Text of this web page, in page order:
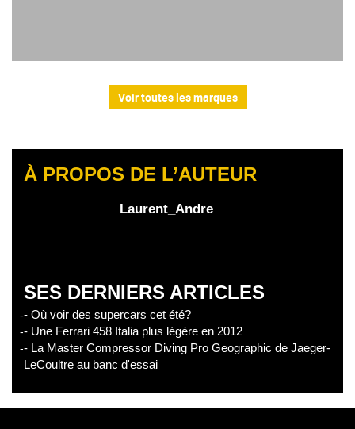
Voir toutes les marques
À PROPOS DE L’AUTEUR
Laurent_Andre
SES DERNIERS ARTICLES
- Où voir des supercars cet été?
- Une Ferrari 458 Italia plus légère en 2012
- La Master Compressor Diving Pro Geographic de Jaeger-
LeCoultre au banc d'essai